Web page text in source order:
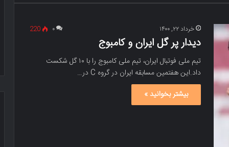
خرداد ۲۲, ۱۴۰۰ ۰ 220
دیدار پر گل ایران و کامبوج
تیم ملی فوتبال ایران، تیم ملی کامبوج را با ۱۰ گل شکست
داد.این هفتمین مسابقه ایران در گروه C در…
بیشتر بخوانید »